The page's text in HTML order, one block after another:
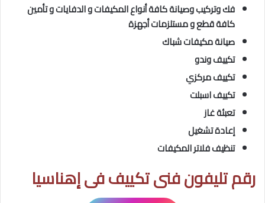
فك وتركيب وصيانة كافة أنواع المكيفات و الدفايات و تأمين
كافة قطع و مستلزمات أجهزة
صيانة مكيفات شباك
تكييف وندو
تكييف مركزي
تكييف اسبلت
تعبئة غاز
إعادة تشغيل
تنظيف فلاتر المكيفات
رقم تليفون فنى تكييف فى إهناسيا